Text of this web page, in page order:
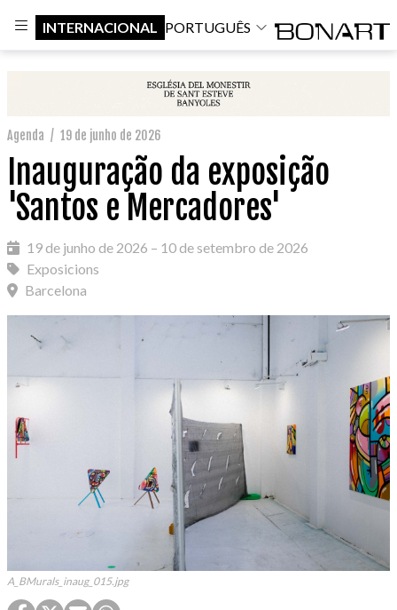
INTERNACIONAL PORTUGUÊS
Agenda / 19 de junho de 2026
Inauguração da exposição
'Santos e Mercadores'
19 de junho de 2026 – 10 de setembro de 2026
Exposicions
Barcelona
A_BMurals_inaug_015.jpg